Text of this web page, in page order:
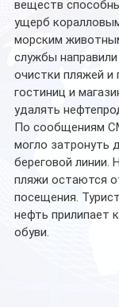
веществ
ущерб
морским
службы
очистки пляжей и
гостиниц и
удалять
По сообщениям
могло затронуть
береговой линии.
пляжи остаются
посещения.
нефть прилипает
обуви.